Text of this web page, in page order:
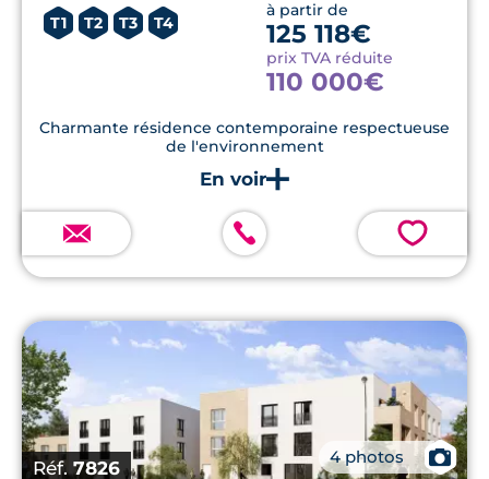
T1 T2 T3 T4
à partir de
125 118€
prix TVA réduite
110 000€
Charmante résidence contemporaine respectueuse
de l'environnement
💗
Réf. 7826 4 photos 📷